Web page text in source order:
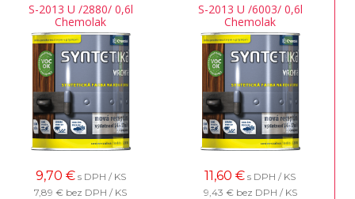
S-2013 U /2880/ 0,6l
Chemolak
9,70 € s DPH / KS
7,89 € bez DPH / KS
S-2013 U /6003/ 0,6l
Chemolak
11,60 € s DPH / KS
9,43 € bez DPH / KS